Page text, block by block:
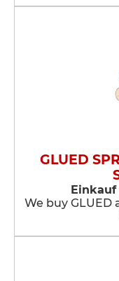
GLUED
Einkauf
We buy